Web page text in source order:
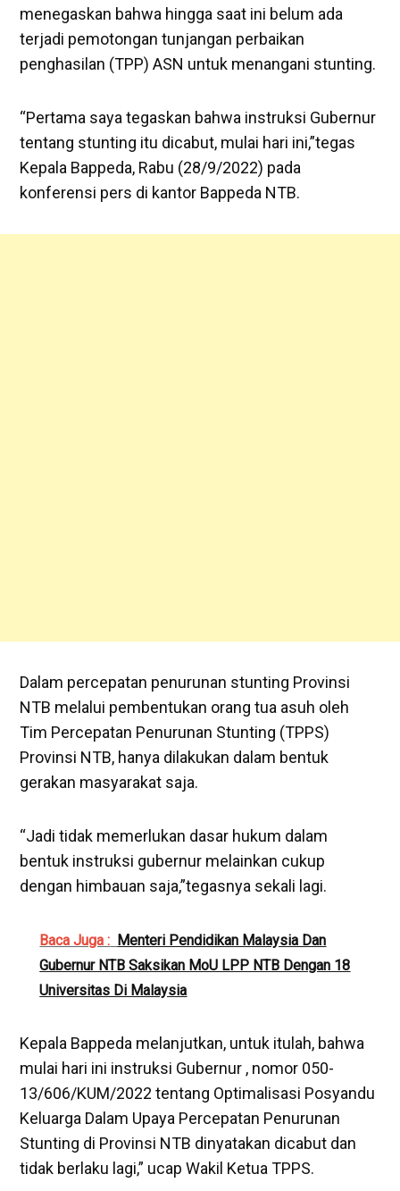
menegaskan bahwa hingga saat ini belum ada
terjadi pemotongan tunjangan perbaikan
penghasilan (TPP) ASN untuk menangani stunting.
“Pertama saya tegaskan bahwa instruksi Gubernur
tentang stunting itu dicabut, mulai hari ini,”tegas
Kepala Bappeda, Rabu (28/9/2022) pada
konferensi pers di kantor Bappeda NTB.
Dalam percepatan penurunan stunting Provinsi
NTB melalui pembentukan orang tua asuh oleh
Tim Percepatan Penurunan Stunting (TPPS)
Provinsi NTB, hanya dilakukan dalam bentuk
gerakan masyarakat saja.
“Jadi tidak memerlukan dasar hukum dalam
bentuk instruksi gubernur melainkan cukup
dengan himbauan saja,”tegasnya sekali lagi.
Baca Juga : Menteri Pendidikan Malaysia Dan
Gubernur NTB Saksikan MoU LPP NTB Dengan 18
Universitas Di Malaysia
Kepala Bappeda melanjutkan, untuk itulah, bahwa
mulai hari ini instruksi Gubernur , nomor 050-
13/606/KUM/2022 tentang Optimalisasi Posyandu
Keluarga Dalam Upaya Percepatan Penurunan
Stunting di Provinsi NTB dinyatakan dicabut dan
tidak berlaku lagi,” ucap Wakil Ketua TPPS.